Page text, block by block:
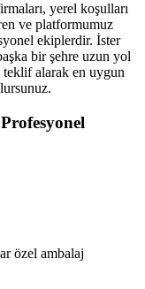
yerel koşulları
ve platformumuz
ekiplerdir. İster
bir şehre uzun yol
teklif alarak en uygun
özel ambalaj